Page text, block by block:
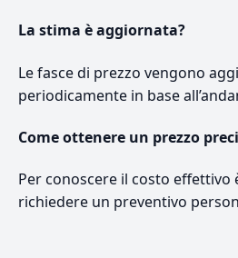
La stima è aggiornata?
Le fasce di prezzo vengono
periodicamente in base
Come ottenere un prezzo
Per conoscere il costo effettivo
richiedere un preventivo